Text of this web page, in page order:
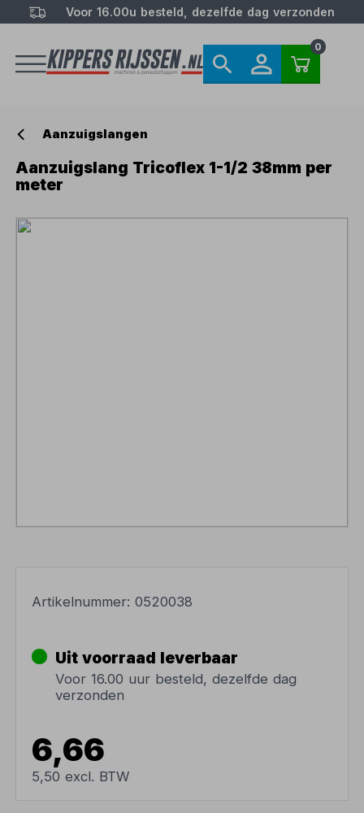
Voor 16.00u besteld, dezelfde dag verzonden
0
Aanzuigslangen
Aanzuigslang Tricoflex 1-1/2 38mm per
meter
Artikelnummer:0520038
Uit voorraad leverbaar
Voor 16.00 uur besteld, dezelfde dag
verzonden
6,66
5,50 excl. BTW